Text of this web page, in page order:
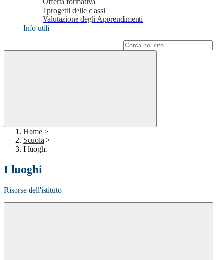
Offerta formativa
I progetti delle classi
Valutazione degli Apprendimenti
Info utili
Home >
Scuola >
I luoghi
I luoghi
Risorse dell'istituto